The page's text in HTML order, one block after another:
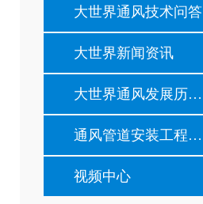
大世界通风技术问答
大世界新闻资讯
大世界通风发展历程纪事
通风管道安装工程风管安装现场施工案例
视频中心